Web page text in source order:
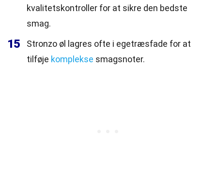
kvalitetskontroller for at sikre den bedste
smag.
15
Stronzo øl lagres ofte i egetræsfade for at
tilføje komplekse smagsnoter.